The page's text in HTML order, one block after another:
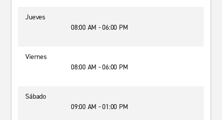
Jueves
08:00 AM - 06:00 PM
Viernes
08:00 AM - 06:00 PM
Sábado
09:00 AM - 01:00 PM